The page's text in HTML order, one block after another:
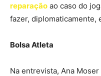
reparação ao caso do
fazer, diplomaticamente,
Bolsa Atleta
Na entrevista, Ana